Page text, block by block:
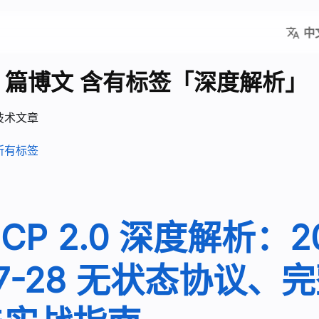
中
博文 含有标签「深度解析」
术文章
有标签
2.0 深度解析：
28 无状态协议、